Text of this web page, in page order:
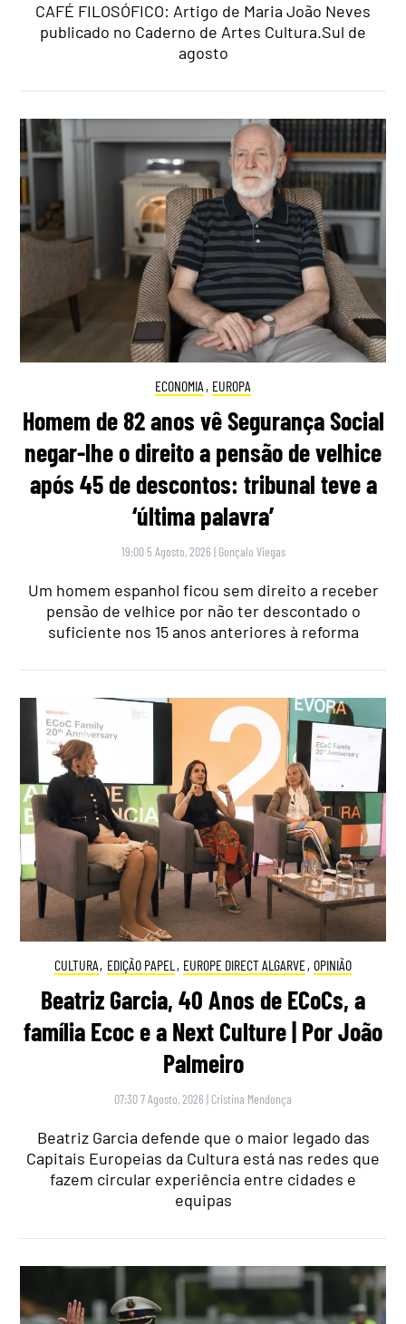
CAFÉ FILOSÓFICO: Artigo de Maria João Neves
publicado no Caderno de Artes Cultura.Sul de
agosto
ECONOMIA , EUROPA
Homem de 82 anos vê Segurança Social
negar-lhe o direito a pensão de velhice
após 45 de descontos: tribunal teve a
‘última palavra’
19:00 5 Agosto, 2026 | Gonçalo Viegas
Um homem espanhol ficou sem direito a receber
pensão de velhice por não ter descontado o
suficiente nos 15 anos anteriores à reforma
CULTURA, EDIÇÃO PAPEL , EUROPE DIRECT ALGARVE, OPINIÃO
Beatriz Garcia, 40 Anos de ECoCs, a
família Ecoc e a Next Culture | Por João
Palmeiro
07:30 7 Agosto, 2026 | Cristina Mendonça
Beatriz Garcia defende que o maior legado das
Capitais Europeias da Cultura está nas redes que
fazem circular experiência entre cidades e
equipas